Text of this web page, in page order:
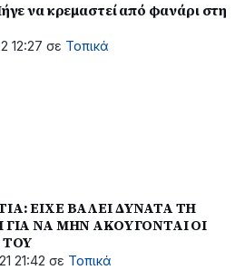
να κρεμαστεί από φανάρι στη
12:27 σε Τοπικά
ΕΙΧΕ ΒΑΛΕΙ ΔΥΝΑΤΑ ΤΗ
ΝΑ ΜΗΝ ΑΚΟΥΓΟΝΤΑΙ ΟΙ
ΤΟΥ
21:42 σε Τοπικά